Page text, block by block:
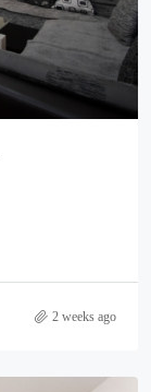
2 weeks ago